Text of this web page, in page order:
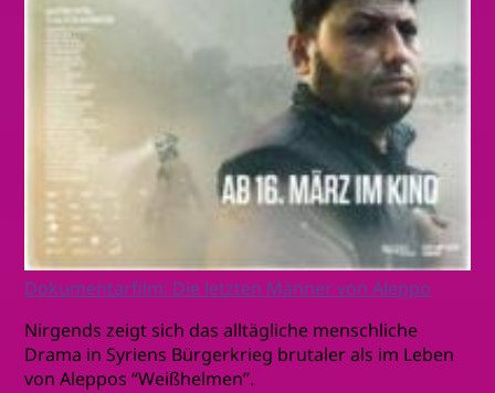
Dokumentarfilm: Die letzten Männer von Aleppo
Nirgends zeigt sich das alltägliche menschliche
Drama in Syriens Bürgerkrieg brutaler als im Leben
von Aleppos “Weißhelmen”.